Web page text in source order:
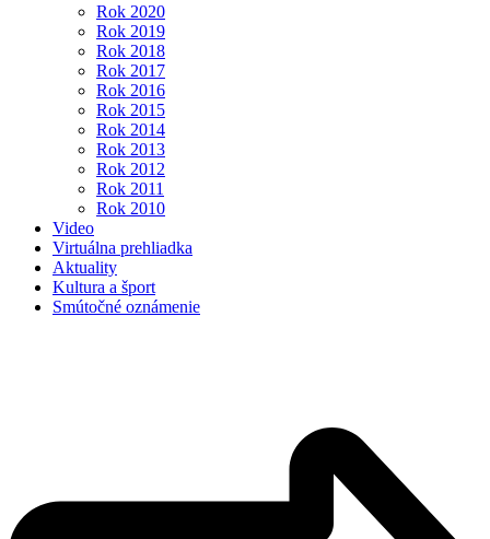
Rok 2020
Rok 2019
Rok 2018
Rok 2017
Rok 2016
Rok 2015
Rok 2014
Rok 2013
Rok 2012
Rok 2011
Rok 2010
Video
Virtuálna prehliadka
Aktuality
Kultura a šport
Smútočné oznámenie